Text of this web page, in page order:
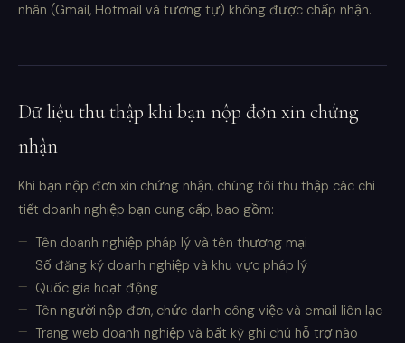
nhân (Gmail, Hotmail và tương tự) không được chấp nhận.
Dữ liệu thu thập khi bạn nộp đơn xin chứng
nhận
Khi bạn nộp đơn xin chứng nhận, chúng tôi thu thập các chi
tiết doanh nghiệp bạn cung cấp, bao gồm:
Tên doanh nghiệp pháp lý và tên thương mại
Số đăng ký doanh nghiệp và khu vực pháp lý
Quốc gia hoạt động
Tên người nộp đơn, chức danh công việc và email liên lạc
Trang web doanh nghiệp và bất kỳ ghi chú hỗ trợ nào